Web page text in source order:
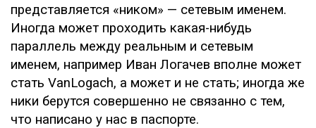
представляется «ником» — сетевым именем.
Иногда может проходить какая-нибудь
параллель между реальным и сетевым
именем, например Иван Логачев вполне может
стать VanLogach, а может и не стать; иногда же
ники берутся совершенно не связанно с тем,
что написано у нас в паспорте.